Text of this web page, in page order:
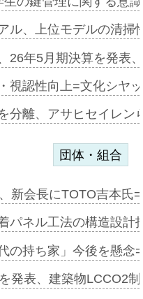
ル、上位モデルの清
26年5月期決算を発表
視認性向上=文化シヤ
分離、アサヒセイレ
団体・組合
新会長にTOTO吉本氏
パネル工法の構造設
の持ち家」今後を懸
発表、建築物LCCO2